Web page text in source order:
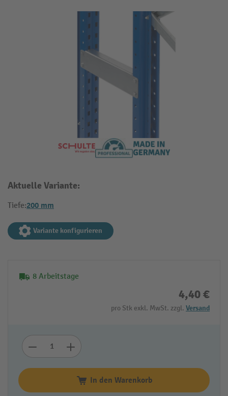
Aktuelle Variante:
Tiefe:200 mm
Variante konfigurieren
8 Arbeitstage
4,40 €
pro Stk exkl. MwSt. zzgl. Versand
In den Warenkorb